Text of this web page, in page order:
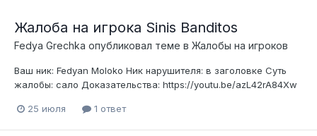
Жалоба на игрока Sinis Banditos
Fedya Grechka опубликовал теме в Жалобы на игроков
Ваш ник: Fedyan Moloko Ник нарушителя: в заголовке Суть
жалобы: сало Доказательства: https://youtu.be/azL42rA84Xw
25 июля 1 ответ